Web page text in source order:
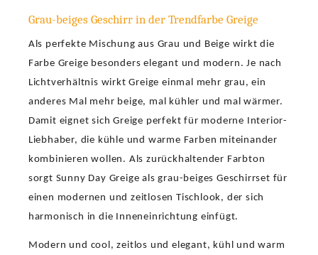
Grau-beiges Geschirr in der Trendfarbe Greige
Als perfekte Mischung aus Grau und Beige wirkt die
Farbe Greige besonders elegant und modern. Je nach
Lichtverhältnis wirkt Greige einmal mehr grau, ein
anderes Mal mehr beige, mal kühler und mal wärmer.
Damit eignet sich Greige perfekt für moderne Interior-
Liebhaber, die kühle und warme Farben miteinander
kombinieren wollen. Als zurückhaltender Farbton
sorgt Sunny Day Greige als grau-beiges Geschirrset für
einen modernen und zeitlosen Tischlook, der sich
harmonisch in die Inneneinrichtung einfügt.
Modern und cool, zeitlos und elegant, kühl und warm